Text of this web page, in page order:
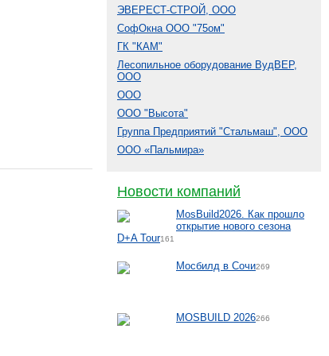
ЭВЕРЕСТ-СТРОЙ, ООО
СофОкна ООО "75ом"
ГК "КАМ"
Лесопильное оборудование ВудВЕР,
ООО
ООО
ООО "Высота"
Группа Предприятий "Стальмаш", ООО
ООО «Пальмира»
Новости компаний
MosBuild2026. Как прошло
открытие нового сезона
D+A Tour161
Мосбилд в Сочи269
MOSBUILD 2026266